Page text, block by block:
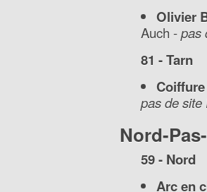
Olivier
Auch -pas
81 - Tarn
pas de site
Nord-
59 - Nord
Arc en